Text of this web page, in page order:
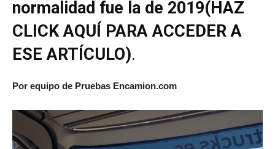
normalidad fue la de 2019(HAZ
CLICK AQUÍ PARA ACCEDER A
ESE ARTÍCULO).
Por equipo de Pruebas Encamion.com